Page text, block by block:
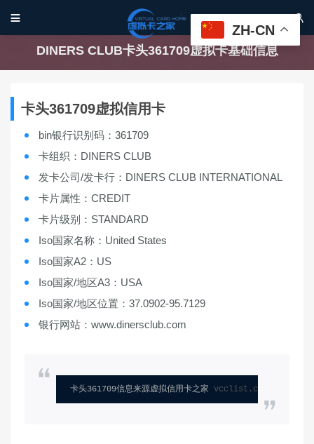
 
DINERS CLUB卡头361709虚拟卡基础信息
卡头361709虚拟信用卡
bin银行识别码：361709
卡组织：DINERS CLUB
发卡公司/发卡行：DINERS CLUB INTERNATIONAL
卡片属性：CREDIT
卡片级别：STANDARD
Iso国家名称：United States
Iso国家A2：US
Iso国家/地区A3：USA
Iso国家/地区位置：37.0902-95.7129
银行网站：www.dinersclub.com
卡头361709信息来源虚拟信用卡之家 vcclist.com
ZH-CN